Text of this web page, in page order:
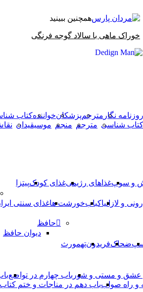
روزنامه نگار مترجمپزشکانخوانندهکتاب
کتاب شناسی مترجم منجم موسیقیدان
و سوپغذاهای رژیمیغذای کودکپیتزا
و لازانیاکبابخورشت هاغذای سنتی
ضحاکفریدونتهمورث
حافظ
دیوان حافظ
عشق و مستی و شور باب چهارم در تواضع
و راه صوابباب دهم در مناجات و ختم کتاب
همچنین ببینید
خوراک ماهی با سالاد گوجه فرنگی